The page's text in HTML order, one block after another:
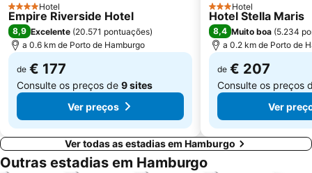
Sankt Peter
Karl-May-Festival
4 Estrelas
Hotel
Empire Riverside Hotel
8,9 Excelente (20.571 pontuações)
a 0.6 km de Porto de Hamburgo
de € 177
Consulte os preços de 9 sites
Ver preços
3 Estrelas
Hotel
Hotel Stella Maris
8,4 Muito boa (5.234
a 0.2 km de Porto de
de € 207
Consulte os preços
Ver
Ver todas as estadias em Hamburgo
Outras estadias em Hamburgo